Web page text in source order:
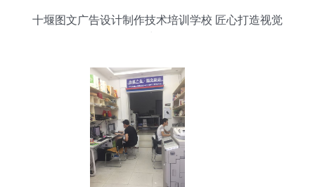
十堰图文广告设计制作技术培训学校 匠心打造视觉